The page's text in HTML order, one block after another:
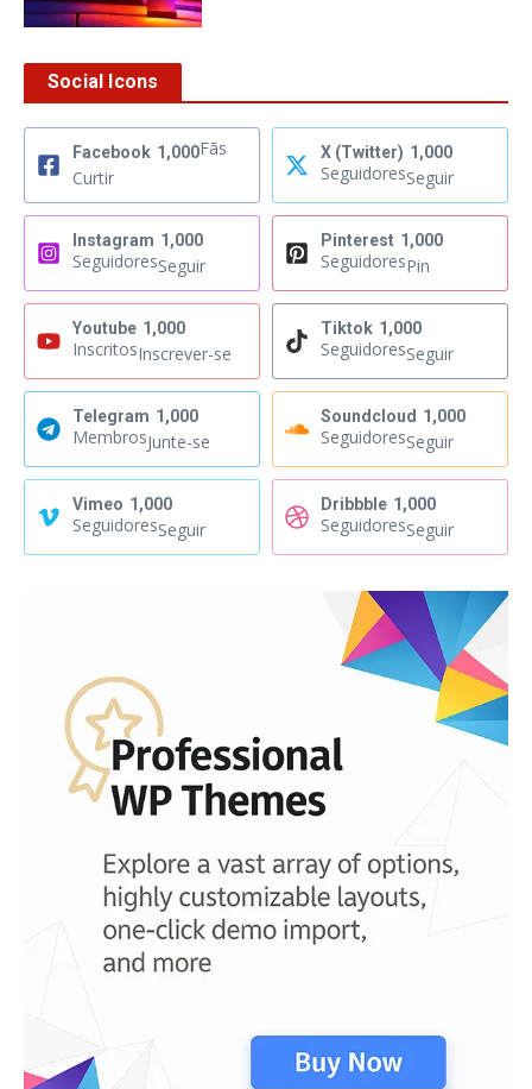
Social Icons
Facebook 1,000Fãs
Curtir
X (Twitter) 1,000
SeguidoresSeguir
Instagram 1,000
SeguidoresSeguir
Pinterest 1,000
SeguidoresPin
Youtube 1,000
InscritosInscrever-se
Tiktok 1,000
SeguidoresSeguir
Telegram 1,000
MembrosJunte-se
Soundcloud 1,000
SeguidoresSeguir
Vimeo 1,000
SeguidoresSeguir
Dribbble 1,000
SeguidoresSeguir